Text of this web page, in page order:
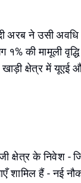
अरब ने उसी
की मामूली वृद्धि
खाड़ी क्षेत्र में यूएई
क्षेत्र के निवेश -
शामिल हैं - नई